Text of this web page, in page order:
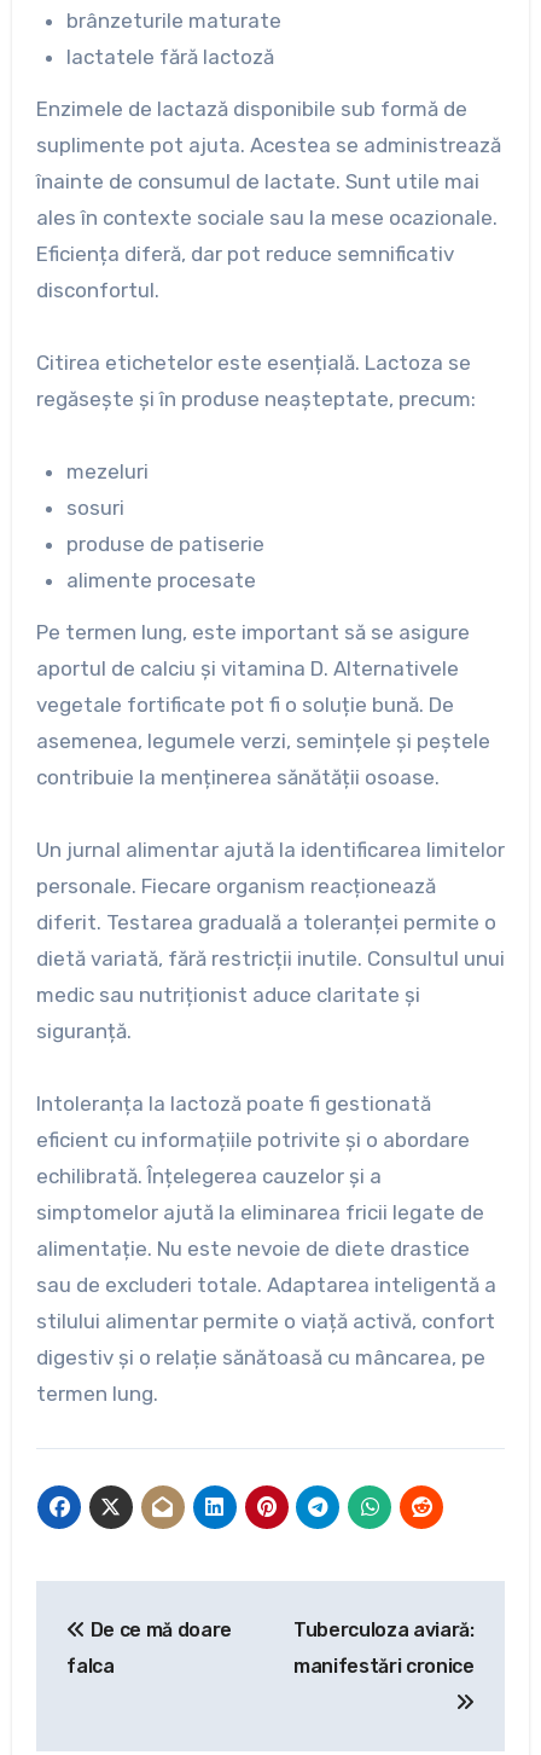
brânzeturile maturate
lactatele fără lactoză
Enzimele de lactază disponibile sub formă de
suplimente pot ajuta. Acestea se administrează
înainte de consumul de lactate. Sunt utile mai
ales în contexte sociale sau la mese ocazionale.
Eficiența diferă, dar pot reduce semnificativ
disconfortul.
Citirea etichetelor este esențială. Lactoza se
regăsește și în produse neașteptate, precum:
mezeluri
sosuri
produse de patiserie
alimente procesate
Pe termen lung, este important să se asigure
aportul de calciu și vitamina D. Alternativele
vegetale fortificate pot fi o soluție bună. De
asemenea, legumele verzi, semințele și peștele
contribuie la menținerea sănătății osoase.
Un jurnal alimentar ajută la identificarea limitelor
personale. Fiecare organism reacționează
diferit. Testarea graduală a toleranței permite o
dietă variată, fără restricții inutile. Consultul unui
medic sau nutriționist aduce claritate și
siguranță.
Intoleranța la lactoză poate fi gestionată
eficient cu informațiile potrivite și o abordare
echilibrată. Înțelegerea cauzelor și a
simptomelor ajută la eliminarea fricii legate de
alimentație. Nu este nevoie de diete drastice
sau de excluderi totale. Adaptarea inteligentă a
stilului alimentar permite o viață activă, confort
digestiv și o relație sănătoasă cu mâncarea, pe
termen lung.
în
De ce mă doare
falca
Tuberculoza aviară:
manifestări cronice